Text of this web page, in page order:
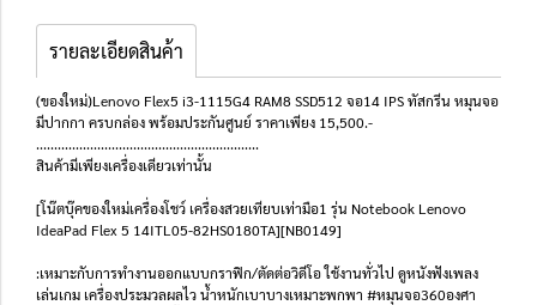
รายละเอียดสินค้า
(ของใหม่)Lenovo Flex5 i3-1115G4 RAM8 SSD512 จอ14 IPS ทัสกรีน หมุนจอ
มีปากกา ครบกล่อง พร้อมประกันศูนย์ ราคาเพียง 15,500.-
..............................................................
สินค้ามีเพียงเครื่องเดียวเท่านั้น
[โน๊ตบุ๊คของใหม่เครื่องโชว์ เครื่องสวยเทียบเท่ามือ1 รุ่น Notebook Lenovo
IdeaPad Flex 5 14ITL05-82HS0180TA][NB0149]
:เหมาะกับการทำงานออกแบบกราฟิก/ตัดต่อวิดีโอ ใช้งานทั่วไป ดูหนังฟังเพลง
เล่นเกม เครื่องประมวลผลไว น้ำหนักเบาบางเหมาะพกพา #หมุนจอ360องศา